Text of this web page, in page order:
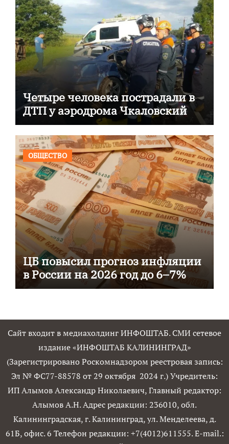
Четыре человека пострадали в
ДТП у аэродрома Чкаловский
ОБЩЕСТВО
ЦБ повысил прогноз инфляции
в России на 2026 год до 6–7%
Сайт входит в медиахолдинг ИНФОШТАБ. СМИ сетевое
издание «ИНФОШТАБ КАЛИНИНГРАД»
(Зарегистрировано Роскомнадзором реестровая запись:
Эл № ФС77-88578 от 29 октября 2024 г.) Учредитель:
ИП Алымов Александр Николаевич, Главный редактор:
Алымов А.Н. Адрес редакции: 236010, обл.
Калининградская, г. Калининград, ул. Менделеева, д.
61Б, офис. 6 Телефон редакции: +7(4012)611555. E-mail.: